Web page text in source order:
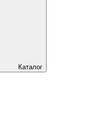
Каталог